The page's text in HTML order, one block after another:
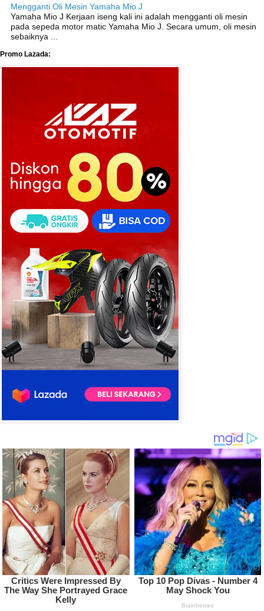
Mengganti Oli Mesin Yamaha Mio J
Yamaha Mio J Kerjaan iseng kali ini adalah mengganti oli mesin
pada sepeda motor matic Yamaha Mio J. Secara umum, oli mesin
sebaiknya ...
Promo Lazada: